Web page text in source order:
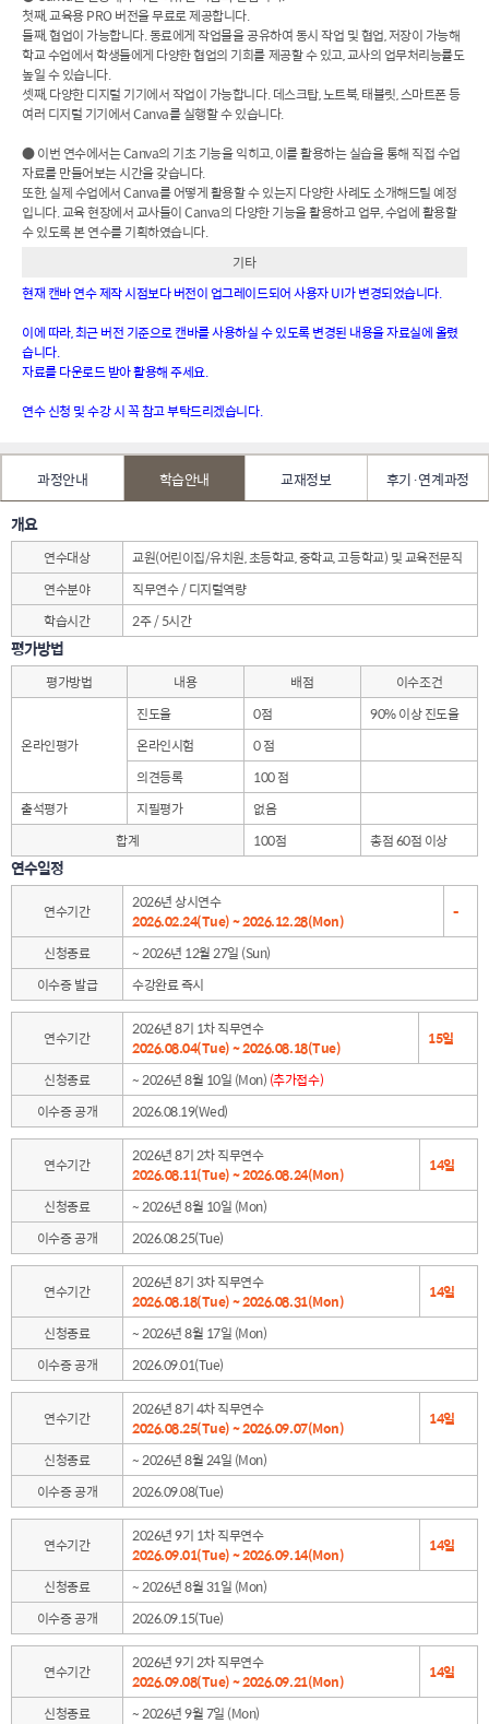
첫째, 교육용 PRO 버전을 무료로 제공합니다.
둘째, 협업이 가능합니다. 동료에게 작업물을 공유하여 동시 작업 및 협업, 저장이 가능해
학교 수업에서 학생들에게 다양한 협업의 기회를 제공할 수 있고, 교사의 업무처리능률도
높일 수 있습니다.
셋째, 다양한 디지털 기기에서 작업이 가능합니다. 데스크탑, 노트북, 태블릿, 스마트폰 등
여러 디지털 기기에서 Canva를 실행할 수 있습니다.
● 이번 연수에서는 Canva의 기초 기능을 익히고, 이를 활용하는 실습을 통해 직접 수업
자료를 만들어보는 시간을 갖습니다.
또한, 실제 수업에서 Canva를 어떻게 활용할 수 있는지 다양한 사례도 소개해드릴 예정
입니다. 교육 현장에서 교사들이 Canva의 다양한 기능을 활용하고 업무, 수업에 활용할
수 있도록 본 연수를 기획하였습니다.
기타
현재 캔바 연수 제작 시점보다 버전이 업그레이드되어 사용자 UI가 변경되었습니다.
이에 따라, 최근 버전 기준으로 캔바를 사용하실 수 있도록 변경된 내용을 자료실에 올렸
습니다.
자료를 다운로드 받아 활용해 주세요.
연수 신청 및 수강 시 꼭 참고 부탁드리겠습니다.
과정안내 학습안내 교재정보 후기·연계과정
개요
연수대상
교원(어린이집/유치원, 초등학교, 중학교, 고등학교) 및 교육전문직
연수분야
직무연수 / 디지털역량
학습시간
2주 / 5시간
평가방법
평가방법 내용 배점 이수조건
합계 100점 총점 60점 이상
온라인평가
진도율 0점
90% 이상 진도율
온라인시험
0 점
의견등록
100 점
출석평가
지필평가 없음
연수일정
연수기간
2026년 상시연수
2026.02.24(Tue) ~ 2026.12.28(Mon)
-
신청종료
~ 2026년 12월 27일 (Sun)
이수증 발급
수강완료 즉시
연수기간
2026년 8기 1차 직무연수
2026.08.04(Tue) ~ 2026.08.18(Tue)
15일
신청종료 ~ 2026년 8월 10일 (Mon) (추가접수)
이수증 공개
2026.08.19(Wed)
연수기간
2026년 8기 2차 직무연수
2026.08.11(Tue) ~ 2026.08.24(Mon)
14일
신청종료
~ 2026년 8월 10일 (Mon)
이수증 공개
2026.08.25(Tue)
연수기간
2026년 8기 3차 직무연수
2026.08.18(Tue) ~ 2026.08.31(Mon)
14일
신청종료
~ 2026년 8월 17일 (Mon)
이수증 공개
2026.09.01(Tue)
연수기간
2026년 8기 4차 직무연수
2026.08.25(Tue) ~ 2026.09.07(Mon)
14일
신청종료
~ 2026년 8월 24일 (Mon)
이수증 공개
2026.09.08(Tue)
연수기간
2026년 9기 1차 직무연수
2026.09.01(Tue) ~ 2026.09.14(Mon)
14일
신청종료
~ 2026년 8월 31일 (Mon)
이수증 공개
2026.09.15(Tue)
연수기간
2026년 9기 2차 직무연수
2026.09.08(Tue) ~ 2026.09.21(Mon)
14일
신청종료 ~ 2026년 9월 7일 (Mon)